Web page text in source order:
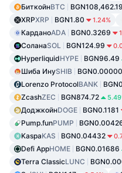
БиткойнBTC BGN108,462.19
XRPXRP BGN1.80 1.24%
КарданоADA BGN0.3269
СоланаSOL BGN124.99
HyperliquidHYPE BGN96.49
Шиба ИнуSHIB
Lorenzo ProtocolBANK
ZcashZEC BGN874.72
ДоджкойнDOGE BGN0.1181
Pump.funPUMP
KaspaKAS BGN0.04432
Defi AppHOME BGN0.01686
Terra ClassicLUNC